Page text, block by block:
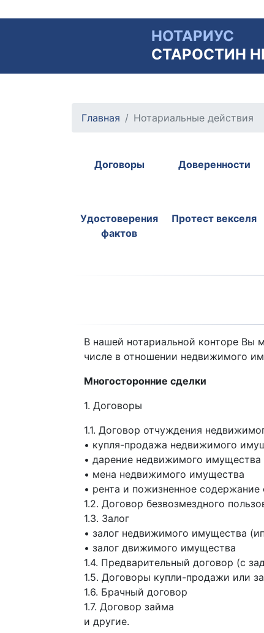
НОТАРИУС
СТАРОСТИН
Главная Нотариальные действия
Договоры Доверенности
Удостоверения
фактов
Протест векселя
В нашей нотариальной конторе Вы
числе в отношении недвижимого
Многосторонние сделки
1. Договоры
1.1. Договор отчуждения
• купля-продажа недвижимого
• дарение недвижимого имущества
• мена недвижимого имущества
• рента и пожизненное
1.2. Договор безвозмездного
1.3. Залог
• залог недвижимого имущества
• залог движимого имущества
1.4. Предварительный договор (с
1.5. Договоры купли-продажи или
1.6. Брачный договор
1.7. Договор займа
и другие.